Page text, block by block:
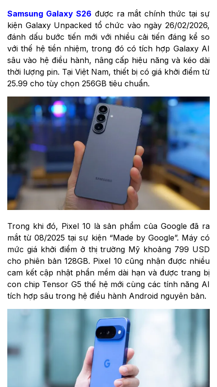
Samsung Galaxy S26 được ra mắt chính thức tại sự
kiện Galaxy Unpacked tổ chức vào ngày 26/02/2026,
đánh dấu bước tiến mới với nhiều cải tiến đáng kể so
với thế hệ tiền nhiệm, trong đó có tích hợp Galaxy AI
sâu vào hệ điều hành, nâng cấp hiệu năng và kéo dài
thời lượng pin. Tại Việt Nam, thiết bị có giá khởi điểm từ
25.99 cho tùy chọn 256GB tiêu chuẩn.
Trong khi đó, Pixel 10 là sản phẩm của Google đã ra
mắt từ 08/2025 tại sự kiện “Made by Google”. Máy có
mức giá khởi điểm ở thị trường Mỹ khoảng 799 USD
cho phiên bản 128GB. Pixel 10 cũng nhận được nhiều
cam kết cập nhật phần mềm dài hạn và được trang bị
con chip Tensor G5 thế hệ mới cùng các tính năng AI
tích hợp sâu trong hệ điều hành Android nguyên bản.